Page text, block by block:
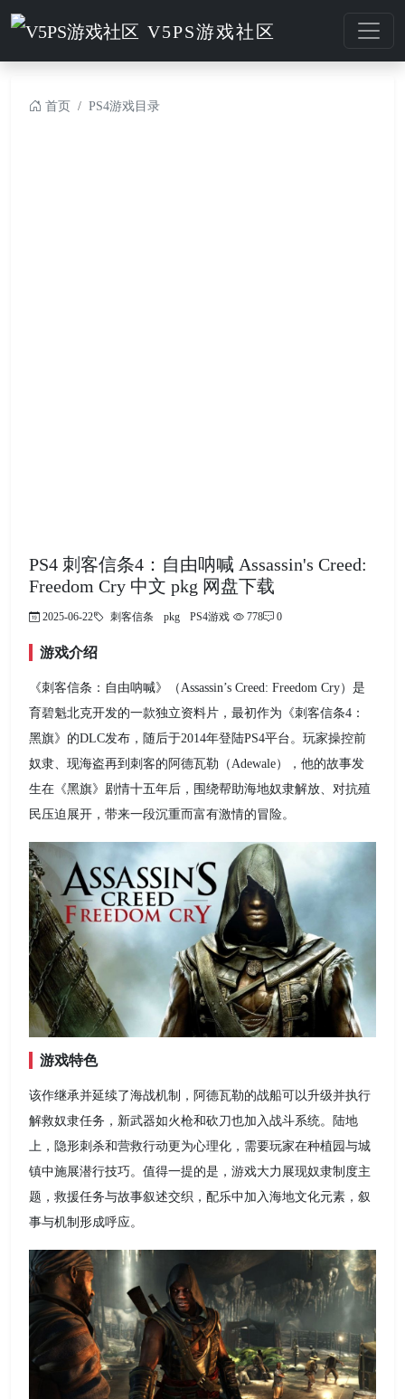
V5PS游戏社区
首页 PS4游戏目录
PS4 刺客信条4：自由呐喊 Assassin's Creed:
Freedom Cry 中文 pkg 网盘下载
2025-06-22 刺客信条 pkg PS4游戏 778 0
游戏介绍
《刺客信条：自由呐喊》（Assassin’s Creed: Freedom Cry）是
育碧魁北克开发的一款独立资料片，最初作为《刺客信条4：
黑旗》的DLC发布，随后于2014年登陆PS4平台。玩家操控前
奴隶、现海盗再到刺客的阿德瓦勒（Adewale），他的故事发
生在《黑旗》剧情十五年后，围绕帮助海地奴隶解放、对抗殖
民压迫展开，带来一段沉重而富有激情的冒险。
游戏特色
该作继承并延续了海战机制，阿德瓦勒的战船可以升级并执行
解救奴隶任务，新武器如火枪和砍刀也加入战斗系统。陆地
上，隐形刺杀和营救行动更为心理化，需要玩家在种植园与城
镇中施展潜行技巧。值得一提的是，游戏大力展现奴隶制度主
题，救援任务与故事叙述交织，配乐中加入海地文化元素，叙
事与机制形成呼应。